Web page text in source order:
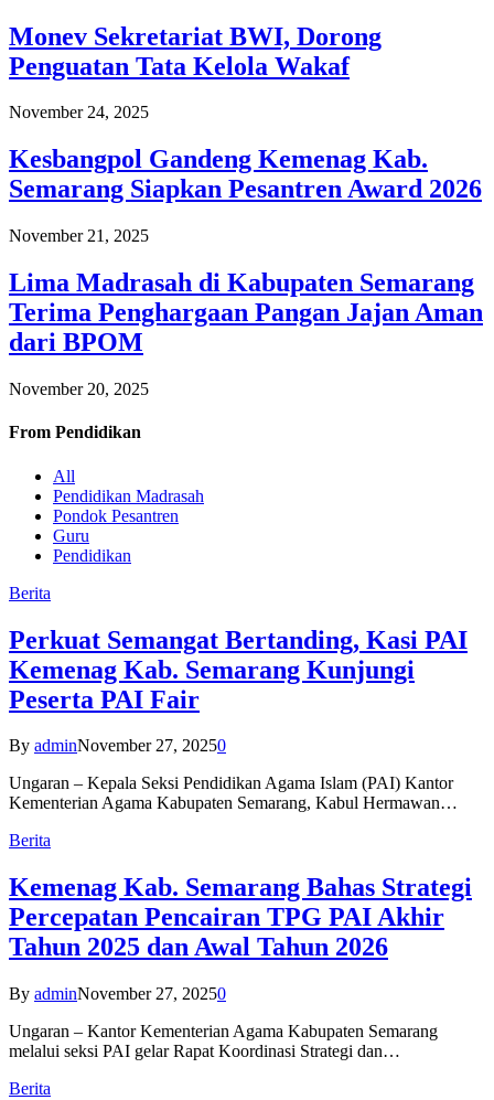
Monev Sekretariat BWI, Dorong
Penguatan Tata Kelola Wakaf
November 24, 2025
Kesbangpol Gandeng Kemenag Kab.
Semarang Siapkan Pesantren Award 2026
November 21, 2025
Lima Madrasah di Kabupaten Semarang
Terima Penghargaan Pangan Jajan Aman
dari BPOM
November 20, 2025
From Pendidikan
All
Pendidikan Madrasah
Pondok Pesantren
Guru
Pendidikan
Berita
Perkuat Semangat Bertanding, Kasi PAI
Kemenag Kab. Semarang Kunjungi
Peserta PAI Fair
By adminNovember 27, 20250
Ungaran – Kepala Seksi Pendidikan Agama Islam (PAI) Kantor
Kementerian Agama Kabupaten Semarang, Kabul Hermawan…
Berita
Kemenag Kab. Semarang Bahas Strategi
Percepatan Pencairan TPG PAI Akhir
Tahun 2025 dan Awal Tahun 2026
By adminNovember 27, 20250
Ungaran – Kantor Kementerian Agama Kabupaten Semarang
melalui seksi PAI gelar Rapat Koordinasi Strategi dan…
Berita